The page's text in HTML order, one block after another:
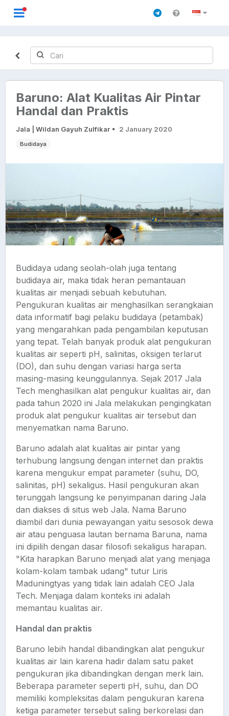
Baruno: Alat Kualitas Air Pintar
Handal dan Praktis
Jala | Wildan Gayuh Zulfikar 2 January 2020
Budidaya
Budidaya udang seolah-olah juga tentang
budidaya air, maka tidak heran pemantauan
kualitas air menjadi sebuah kebutuhan.
Pengukuran kualitas air menghasilkan serangkaian
data informatif bagi pelaku budidaya (petambak)
yang mengarahkan pada pengambilan keputusan
yang tepat. Telah banyak produk alat pengukuran
kualitas air seperti pH, salinitas, oksigen terlarut
(DO), dan suhu dengan variasi harga serta
masing-masing keunggulannya. Sejak 2017 Jala
Tech menghasilkan alat pengukur kualitas air, dan
pada tahun 2020 ini Jala melakukan pengingkatan
produk alat pengukur kualitas air tersebut dan
menyematkan nama Baruno.
Baruno adalah alat kualitas air pintar yang
terhubung langsung dengan internet dan praktis
karena mengukur empat parameter (suhu, DO,
salinitas, pH) sekaligus. Hasil pengukuran akan
terunggah langsung ke penyimpanan daring Jala
dan diakses di situs web Jala. Nama Baruno
diambil dari dunia pewayangan yaitu sesosok dewa
air atau penguasa lautan bernama Baruna, nama
ini dipilih dengan dasar filosofi sekaligus harapan.
"Kita harapkan Baruno menjadi alat yang menjaga
kolam-kolam tambak udang" tutur Liris
Maduningtyas yang tidak lain adalah CEO Jala
Tech. Menjaga dalam konteks ini adalah
memantau kualitas air.
Handal dan praktis
Baruno lebih handal dibandingkan alat pengukur
kualitas air lain karena hadir dalam satu paket
pengukuran jika dibandingkan dengan merk lain.
Beberapa parameter seperti pH, suhu, dan DO
memiliki kompleksitas dalam pengukuran karena
ketiga parameter tersebut saling berkorelasi dan